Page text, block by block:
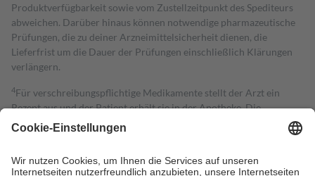
Produktverfügbarkeit sowie vom Zustellzeitpunkt des Spediteurs
abweichen. Darüber hinaus können notwendige pharmazeutische
Prüfungen, die zu deiner Arzneimittelsicherheit dienen, die
Lieferfrist um die Dauer der Prüfungen einschließlich Klärungen
verlängern.
4Für verschreibungspflichtige Medikamente stellt der Arzt ein
Rezept aus und der Patient erhält sie in der Apotheke. Die
gesetzliche Krankenversicherung übernimmt in der Regel die
Kosten dafür, der Versicherte trägt einen Teil davon als Zuzahlung
Grundsätzlich leisten Mitglieder Zuzahlungen in Höhe von zehn